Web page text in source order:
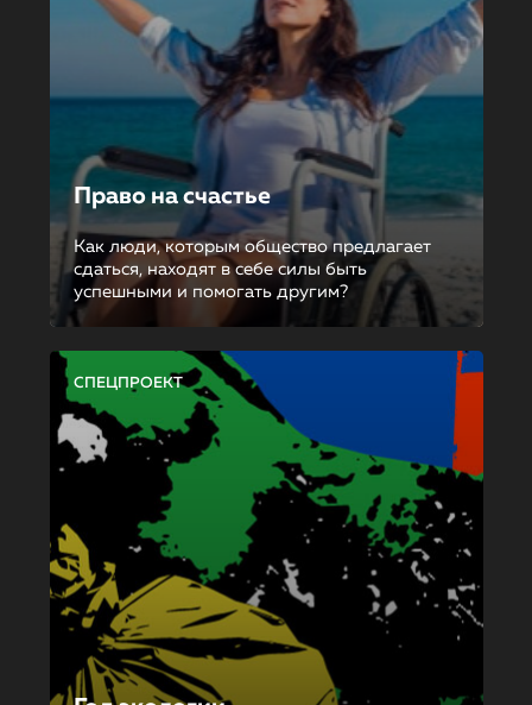
Право на счастье
Как люди, которым общество предлагает
сдаться, находят в себе силы быть
успешными и помогать другим?
СПЕЦПРОЕКТ